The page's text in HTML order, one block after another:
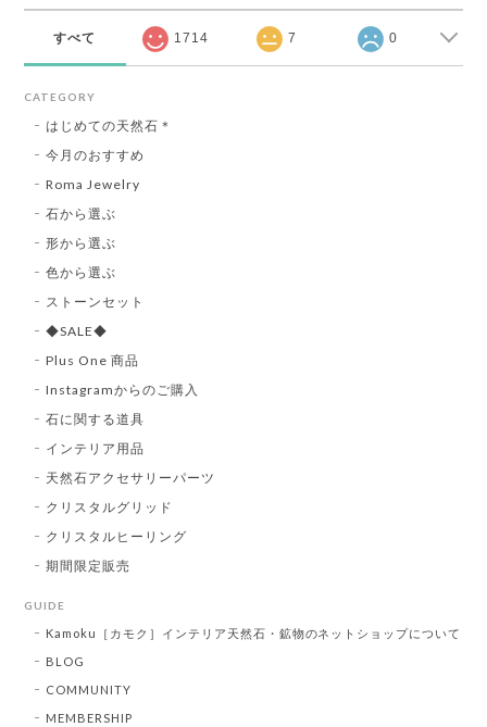
すべて 1714 7 0
CATEGORY
はじめての天然石＊
今月のおすすめ
Roma Jewelry
石から選ぶ
形から選ぶ
色から選ぶ
ストーンセット
◆SALE◆
Plus One 商品
Instagramからのご購入
石に関する道具
インテリア用品
天然石アクセサリーパーツ
クリスタルグリッド
クリスタルヒーリング
期間限定販売
GUIDE
Kamoku［カモク］インテリア天然石・鉱物のネットショップについて
BLOG
COMMUNITY
MEMBERSHIP